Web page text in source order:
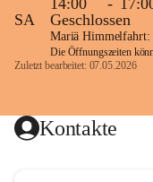
14:00
-
SA
Geschlossen
Mariä Himmelfahrt:
Die Öffnungszeiten
Zuletzt bearbeitet: 07.05.2026
Kontakte